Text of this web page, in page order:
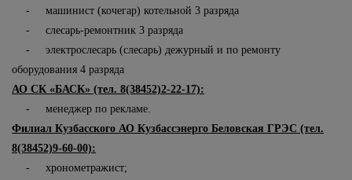
- машинист (кочегар) котельной 3 разряда
- слесарь-ремонтник 3 разряда
- электрослесарь (слесарь) дежурный и по ремонту
оборудования 4 разряда
АО СК «БАСК» (тел. 8(38452)2-22-17):
- менеджер по рекламе.
Филиал Кузбасского АО Кузбассэнерго Беловская ГРЭС (тел.
8(38452)9-60-00):
- хронометражист;